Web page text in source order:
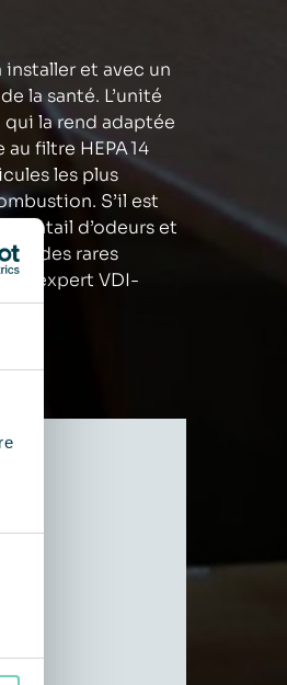
installer et avec un
la santé. L’unité
qui la rend adaptée
filtre HEPA 14
les plus
S’il est
d’odeurs et
des rares
d’expert VDI-